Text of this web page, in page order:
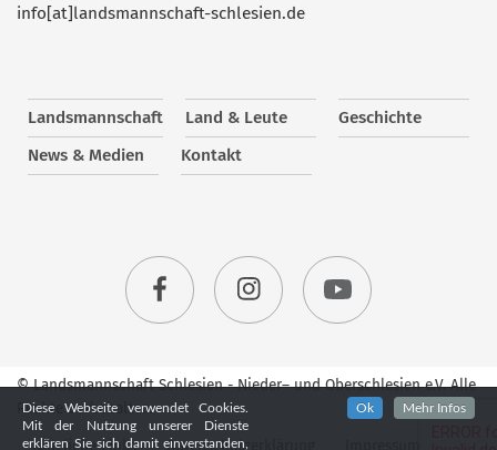
info[at]landsmannschaft-schlesien.de
Landsmannschaft Land & Leute
Geschichte
News & Medien
Kontakt
© Landsmannschaft Schlesien - Nieder– und Oberschlesien e.V. Alle
Rechte vorbehalten.
Nützliche Links
Datenschutzerklärung
Diese Webseite verwendet Cookies.
Mit der Nutzung unserer Dienste
erklären Sie sich damit einverstanden,
Ok Mehr Infos